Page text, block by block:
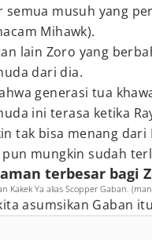
semua musuh yang
Mihawk).
lain Zoro yang
dari dia.
generasi tua
ini terasa ketika
tak bisa menang
pun mungkin sudah
terbesar bagi
Kakek Ya alias Scopper Gaban.
asumsikan Gaban